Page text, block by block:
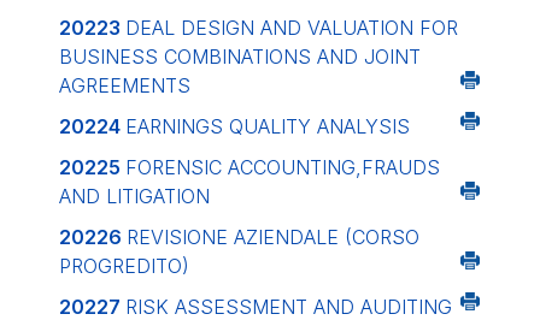
20223 DEAL DESIGN AND VALUATION FOR
BUSINESS COMBINATIONS AND JOINT
AGREEMENTS
20224 EARNINGS QUALITY ANALYSIS
20225 FORENSIC ACCOUNTING,FRAUDS
AND LITIGATION
20226 REVISIONE AZIENDALE (CORSO
PROGREDITO)
20227 RISK ASSESSMENT AND AUDITING